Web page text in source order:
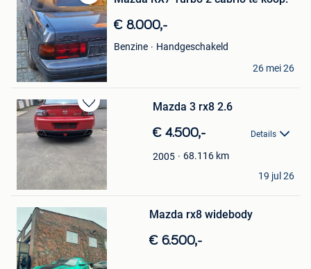
Bewaren
in
Mijn
Favorieten
€ 8.000,-
Benzine
Handgeschakeld
Peter Vanderborght
Kampenhout
26 mei 26
Bewaren
in
Mijn
Favorieten
Mazda 3 rx8 2.6
€ 4.500,- Details
2005 68.116 km
maxi
Hasselt
19 jul 26
Bewaren
Mijn
Favorieten
Mazda rx8 widebody
€ 6.500,-